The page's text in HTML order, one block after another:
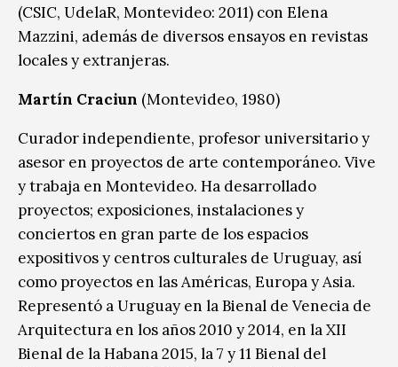
(CSIC, UdelaR, Montevideo: 2011) con Elena
Mazzini, además de diversos ensayos en revistas
locales y extranjeras.
Martín Craciun (Montevideo, 1980)
Curador independiente, profesor universitario y
asesor en proyectos de arte contemporáneo. Vive
y trabaja en Montevideo. Ha desarrollado
proyectos; exposiciones, instalaciones y
conciertos en gran parte de los espacios
expositivos y centros culturales de Uruguay, así
como proyectos en las Américas, Europa y Asia.
Representó a Uruguay en la Bienal de Venecia de
Arquitectura en los años 2010 y 2014, en la XII
Bienal de la Habana 2015, la 7 y 11 Bienal del